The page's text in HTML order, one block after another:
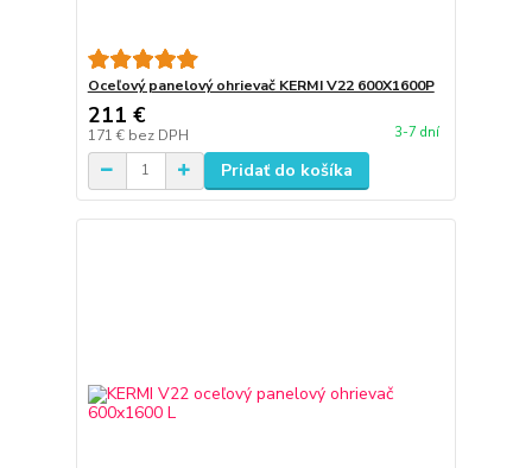
Oceľový panelový ohrievač KERMI V22 600X1600P
211 €
171 € bez DPH 3-7 dní
Pridať do košíka